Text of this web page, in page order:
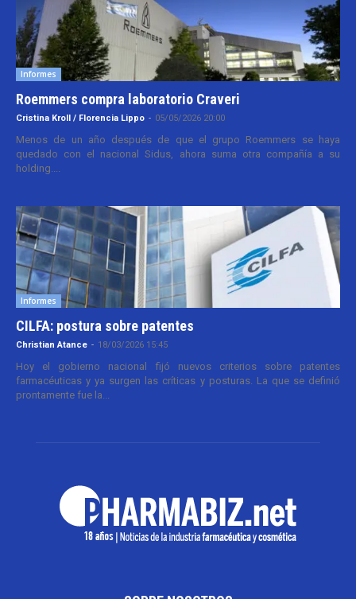
Informes
Roemmers compra laboratorio Craveri
Cristina Kroll / Florencia Lippo - 05/05/2026 20:00
Menos de un año después de que el grupo Roemmers se haya
quedado con el nacional Sidus, ahora suma otra compañía a su
holding....
Informes
CILFA: postura sobre patentes
Christian Atance - 18/03/2026 15:45
Hoy el gobierno nacional fijó nuevos criterios sobre patentes
farmacéuticas y ya surgen las críticas y posturas. La que se definió
prontamente fue la...